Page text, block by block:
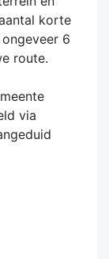
korte
6
route.
via